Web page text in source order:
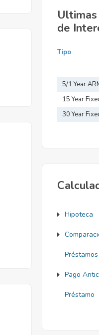
de
Tipo
5/1 Year
15 Year
Mortgage
30 Year
Hipoteca
Préstamos
Pago
Préstamo